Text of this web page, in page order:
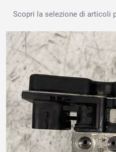
Scopri la selezione di articoli